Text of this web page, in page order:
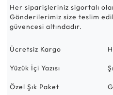
Her siparişleriniz sigortalı
Gönderilerimiz size teslim
güvencesi altındadır.
Ücretsiz Kargo
Yüzük İçi Yazısı
Özel Şık Paket